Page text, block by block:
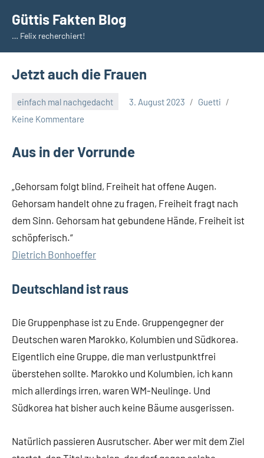
Inhalt
springen
Güttis Fakten Blog
… Felix recherchiert!
Jetzt auch die Frauen
einfach mal nachgedacht 3. August 2023
Guetti
Keine Kommentare
Aus in der Vorrunde
„Gehorsam folgt blind, Freiheit hat offene Augen.
Gehorsam handelt ohne zu fragen, Freiheit fragt nach
dem Sinn. Gehorsam hat gebundene Hände, Freiheit ist
schöpferisch.“
Dietrich Bonhoeffer
Deutschland ist raus
Die Gruppenphase ist zu Ende. Gruppengegner der
Deutschen waren Marokko, Kolumbien und Südkorea.
Eigentlich eine Gruppe, die man verlustpunktfrei
überstehen sollte. Marokko und Kolumbien, ich kann
mich allerdings irren, waren WM-Neulinge. Und
Südkorea hat bisher auch keine Bäume ausgerissen.
Natürlich passieren Ausrutscher. Aber wer mit dem Ziel